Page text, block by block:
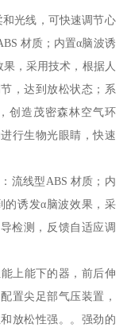
光线，可快速调节心
材质；内置α脑波诱
，采用技术，根据人
，达到放松状态；系
创造茂密森林空气环
行生物光眼睛，快速
流线型ABS 材质；内
的诱发α脑波效果，采
检测，反馈自适应调
上能下的器，前后伸
置尖足部气压装置，
放松性强。。强劲的